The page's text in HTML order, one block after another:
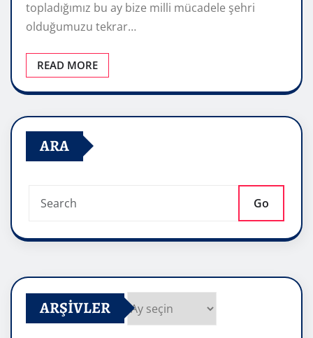
topladığımız bu ay bize milli mücadele şehri
olduğumuzu tekrar…
READ MORE
ARA
Go
ARŞIVLER